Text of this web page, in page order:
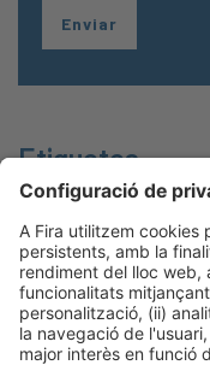
Etiquetes
Accés a
industrialitzada
Disrupció en habitatge
social Industrialització